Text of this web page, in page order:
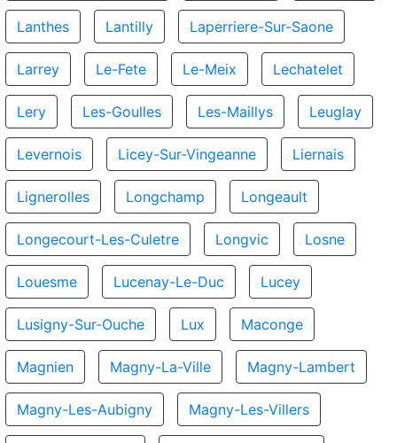
Lanthes Lantilly Laperriere-Sur-Saone
Larrey Le-Fete Le-Meix Lechatelet
Lery Les-Goulles Les-Maillys Leuglay
Levernois Licey-Sur-Vingeanne Liernais
Lignerolles Longchamp Longeault
Longecourt-Les-Culetre Longvic Losne
Louesme Lucenay-Le-Duc Lucey
Lusigny-Sur-Ouche Lux Maconge
Magnien Magny-La-Ville Magny-Lambert
Magny-Les-Aubigny Magny-Les-Villers